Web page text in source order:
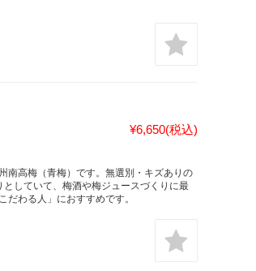
¥6,650(税込)
南高梅（青梅）です。無選別・キズありの
していて、梅酒や梅ジュースづくりに最
わる人」におすすめです。